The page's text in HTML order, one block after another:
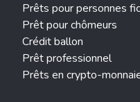
Prêts pour personnes
Prêt pour chômeurs
Crédit ballon
Prêt professionnel
Prêts en crypto-